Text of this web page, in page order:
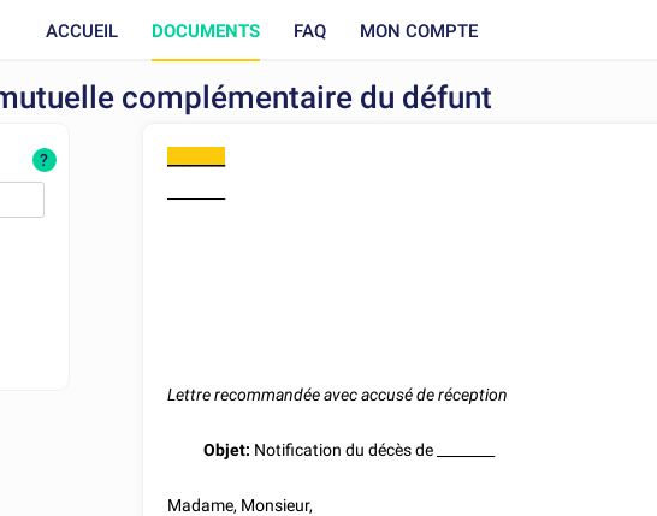
ACCUEIL DOCUMENTS FAQ MON COMPTE
complémentaire du défunt
?
Lettre recommandée avec accusé de réception
Objet: Notification du décès de
Madame, Monsieur,